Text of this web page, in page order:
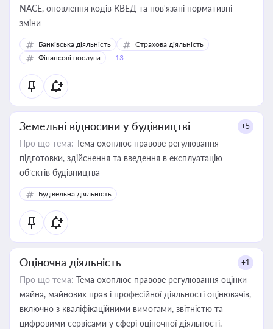
NACE, оновлення кодів КВЕД та пов'язані нормативні
зміни
Банківська діяльність
Страхова діяльність
Фінансові послуги
+13
Земельні відносини у будівництві +5
Про що тема: Тема охоплює правове регулювання
підготовки, здійснення та введення в експлуатацію
об’єктів будівництва
Будівельна діяльність
Оціночна діяльність +1
Про що тема: Тема охоплює правове регулювання оцінки
майна, майнових прав і професійної діяльності оцінювачів,
включно з кваліфікаційними вимогами, звітністю та
цифровими сервісами у сфері оціночної діяльності.